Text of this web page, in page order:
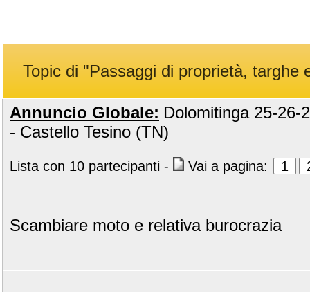
Topic di "Passaggi di proprietà, targhe
Annuncio Globale: Dolomitinga 25-26-
- Castello Tesino (TN)
Lista con 10 partecipanti - Vai a pagina: 1
Scambiare moto e relativa burocrazia